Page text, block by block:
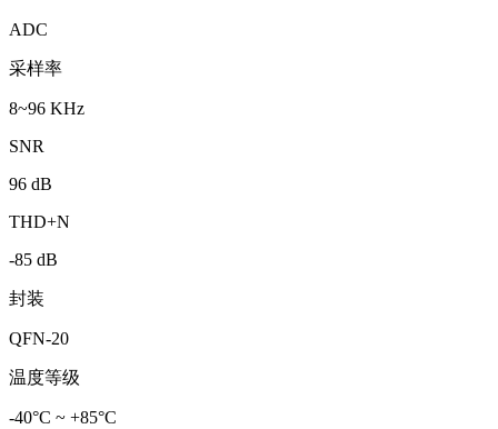
ADC
采样率
8~96 KHz
SNR
96 dB
THD+N
-85 dB
封装
QFN-20
温度等级
-40°C ~ +85°C